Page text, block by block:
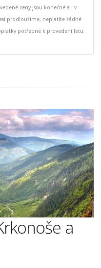
ceny jsou konečné a i v
prodloužíme, neplatíte žádné
potřebné k provedení letu.
a